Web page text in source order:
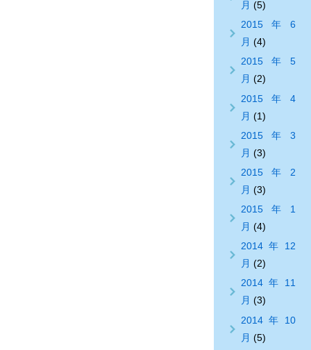
月 (5)
2015年6
月 (4)
2015年5
月 (2)
2015年4
月 (1)
2015年3
月 (3)
2015年2
月 (3)
2015年1
月 (4)
2014年12
月 (2)
2014年11
月 (3)
2014年10
月 (5)